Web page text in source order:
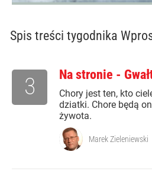
Spis treści tygodnika
Na stronie -
Chory jest ten, kto
dziatki. Chore będą
żywota.
3
Marek Zieleniewski